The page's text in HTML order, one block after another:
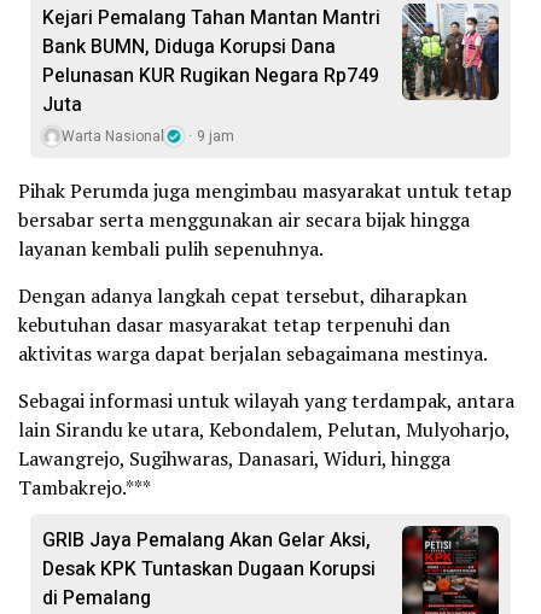
Kejari Pemalang Tahan Mantan Mantri
Bank BUMN, Diduga Korupsi Dana
Pelunasan KUR Rugikan Negara Rp749
Juta
Warta Nasional 9 jam
Pihak Perumda juga mengimbau masyarakat untuk tetap
bersabar serta menggunakan air secara bijak hingga
layanan kembali pulih sepenuhnya.
Dengan adanya langkah cepat tersebut, diharapkan
kebutuhan dasar masyarakat tetap terpenuhi dan
aktivitas warga dapat berjalan sebagaimana mestinya.
Sebagai informasi untuk wilayah yang terdampak, antara
lain Sirandu ke utara, Kebondalem, Pelutan, Mulyoharjo,
Lawangrejo, Sugihwaras, Danasari, Widuri, hingga
Tambakrejo.***
GRIB Jaya Pemalang Akan Gelar Aksi,
Desak KPK Tuntaskan Dugaan Korupsi
di Pemalang